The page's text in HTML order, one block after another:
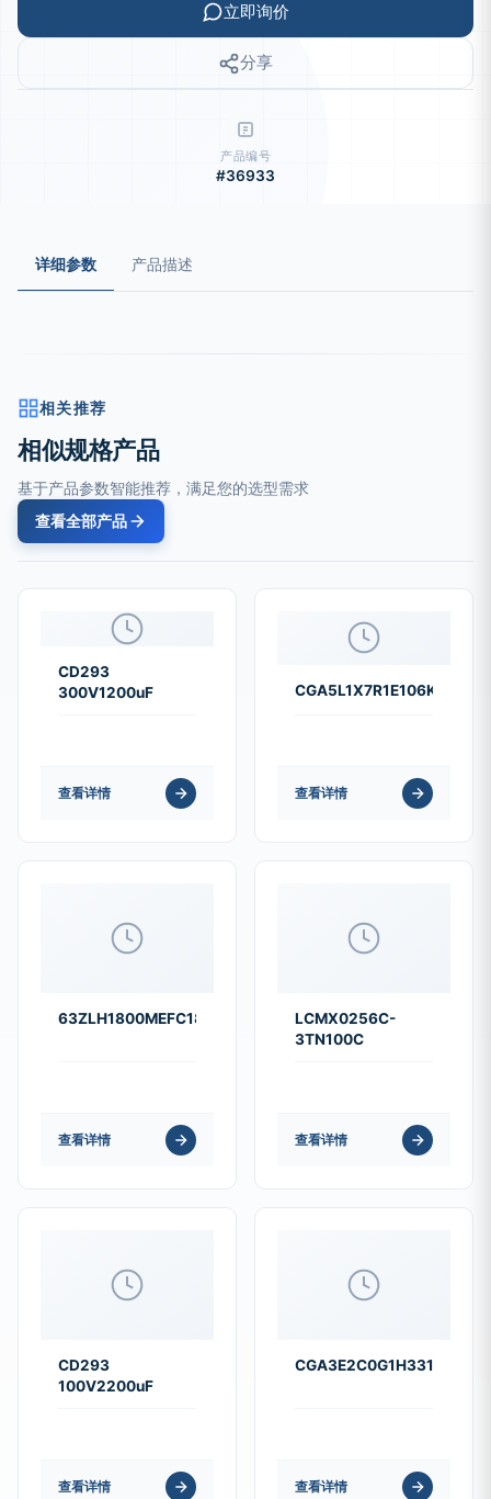
立即询价
分享
产品编号
#36933
详细参数 产品描述
相关推荐
相似规格产品
基于产品参数智能推荐，满足您的选型需求
查看全部产品
CD293
300V1200uF
查看详情
CGA5L1X7R1E106K160AC
查看详情
63ZLH1800MEFC18X35.5
查看详情
LCMX0256C-
3TN100C
查看详情
CD293
100V2200uF
查看详情 查看详情